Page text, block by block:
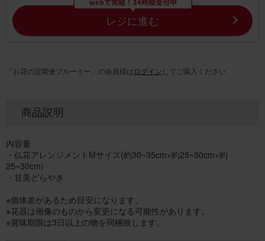
レジに進む
「お花の定期便ブルーミー」の会員様は ログイン してご購入ください
商品説明
内容量
・仏花アレンジメントMサイズ(約30~35cm×約25~30cm×約
25~30cm)
・甘美どらやき
※個体差があるため目安になります。
※花器は画像のものから変更になる可能性があります。
※賞味期限は3日以上の物を同梱致します。